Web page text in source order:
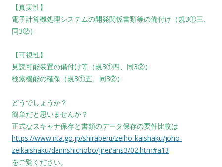
【真実性】
電子計算機処理システムの開発関係書類等の備付け（規3①三、
同3②）
【可視性】
見読可能装置の備付け等（規3①四、同3②）
検索機能の確保（規3①五、同3②）
どうでしょうか？
簡単だと思いませんか？
正式なスキャナ保存と書類のデータ保存の要件比較は
https://www.nta.go.jp/shiraberu/zeiho-kaishaku/joho-
zeikaishaku/dennshichobo/jirei/ans3/02.htm#a13
をご覧ください。